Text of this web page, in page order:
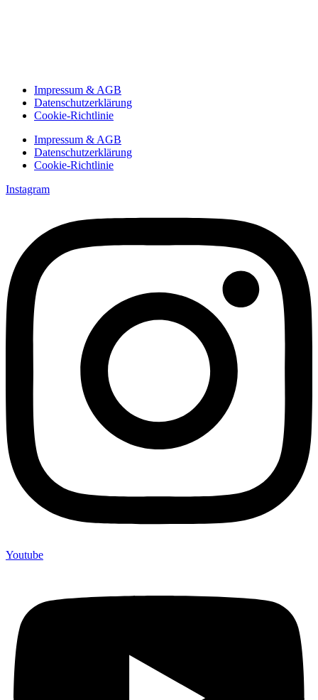
Impressum & AGB
Datenschutzerklärung
Cookie-Richtlinie
Impressum & AGB
Datenschutzerklärung
Cookie-Richtlinie
Instagram
Youtube